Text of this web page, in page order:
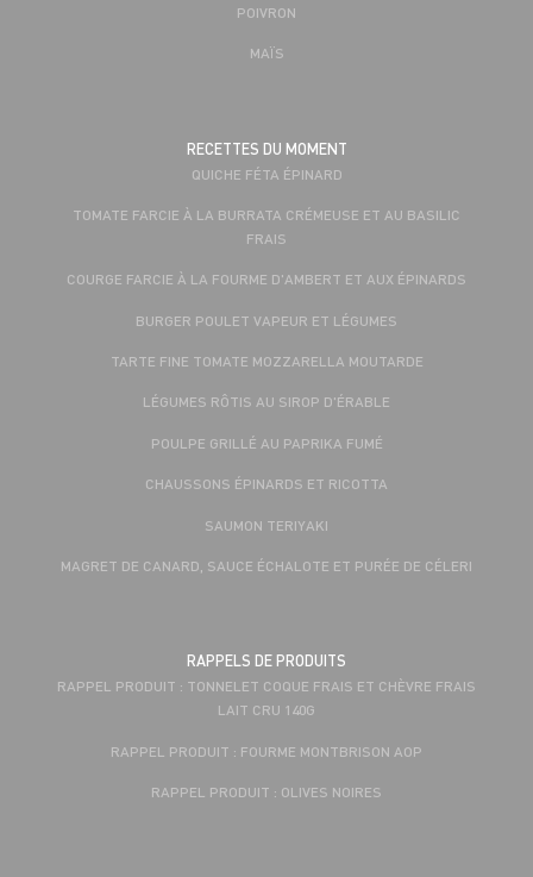
POIVRON
MAÏS
RECETTES DU MOMENT
QUICHE FÉTA ÉPINARD
TOMATE FARCIE À LA BURRATA CRÉMEUSE ET AU BASILIC
FRAIS
COURGE FARCIE À LA FOURME D'AMBERT ET AUX ÉPINARDS
BURGER POULET VAPEUR ET LÉGUMES
TARTE FINE TOMATE MOZZARELLA MOUTARDE
LÉGUMES RÔTIS AU SIROP D'ÉRABLE
POULPE GRILLÉ AU PAPRIKA FUMÉ
CHAUSSONS ÉPINARDS ET RICOTTA
SAUMON TERIYAKI
MAGRET DE CANARD, SAUCE ÉCHALOTE ET PURÉE DE CÉLERI
RAPPELS DE PRODUITS
RAPPEL PRODUIT : TONNELET COQUE FRAIS ET CHÈVRE FRAIS
LAIT CRU 140G
RAPPEL PRODUIT : FOURME MONTBRISON AOP
RAPPEL PRODUIT : OLIVES NOIRES